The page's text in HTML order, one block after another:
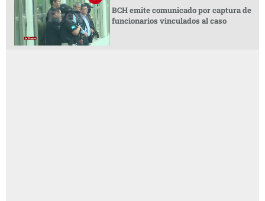
BCH emite comunicado por captura de
funcionarios vinculados al caso